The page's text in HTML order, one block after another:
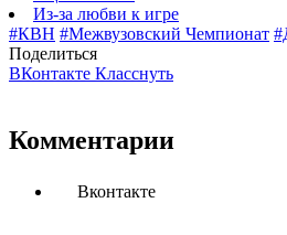
Из-за любви к игре
#КВН #Межвузовский Чемпионат
Поделиться
ВКонтакте Класснуть
Комментарии
Вконтакте